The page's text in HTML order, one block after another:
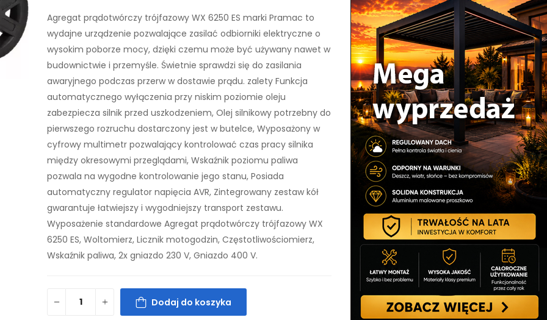
Agregat prądotwórczy trójfazowy WX 6250 ES marki Pramac to
wydajne urządzenie pozwalające zasilać odbiorniki elektryczne o
wysokim poborze mocy, dzięki czemu może być używany nawet w
budownictwie i przemyśle. Świetnie sprawdzi się do zasilania
awaryjnego podczas przerw w dostawie prądu. zalety Funkcja
automatycznego wyłączenia przy niskim poziomie oleju
zabezpiecza silnik przed uszkodzeniem, Olej silnikowy potrzebny do
pierwszego rozruchu dostarczony jest w butelce, Wyposażony w
cyfrowy multimetr pozwalający kontrolować czas pracy silnika
między okresowymi przeglądami, Wskaźnik poziomu paliwa
pozwala na wygodne kontrolowanie jego stanu, Posiada
automatyczny regulator napięcia AVR, Zintegrowany zestaw kół
gwarantuje łatwiejszy i wygodniejszy transport zestawu.
Wyposażenie standardowe Agregat prądotwórczy trójfazowy WX
6250 ES, Woltomierz, Licznik motogodzin, Częstotliwościomierz,
Wskaźnik paliwa, 2x gniazdo 230 V, Gniazdo 400 V.
Dodaj do koszyka